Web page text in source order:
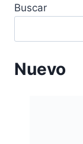
Buscar
Nuevo